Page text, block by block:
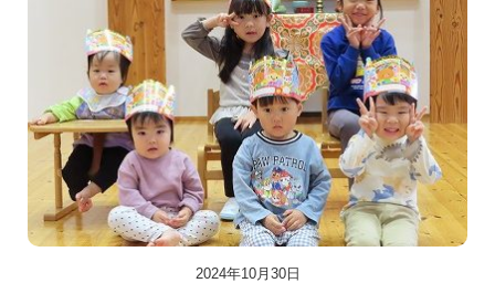
2024年10月30日